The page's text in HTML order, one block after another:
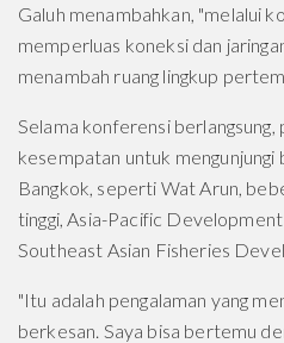
Galuh menambahkan, "melalui
memperluas koneksi dan
menambah ruang lingkup
Selama konferensi
kesempatan untuk
Bangkok, seperti Wat Arun,
tinggi, Asia-Pacific
Southeast Asian Fisheries
"Itu adalah pengalaman yang
berkesan. Saya bisa bertemu